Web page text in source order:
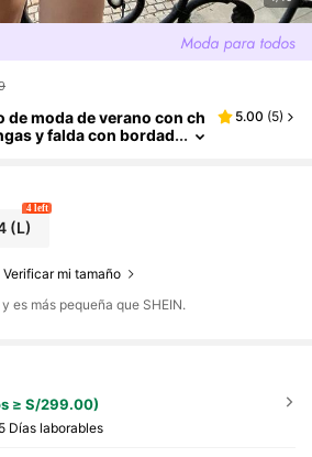
de moda de verano con ch
y falda con bordad
5.00 (5)
(L)
4 left
Verificar mi tamaño
es más pequeña que SHEIN.
≥ S/299.00)
Días laborables